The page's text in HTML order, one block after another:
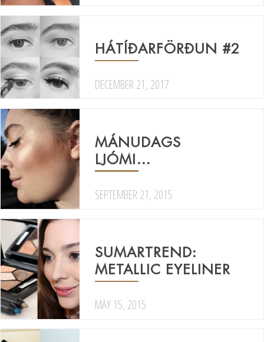
HÁTÍÐARFÖRÐUN #2
DECEMBER 21, 2017
MÁNUDAGS
LJÓMI…
SEPTEMBER 21, 2015
SUMARTREND:
METALLIC EYELINER
MAY 15, 2015